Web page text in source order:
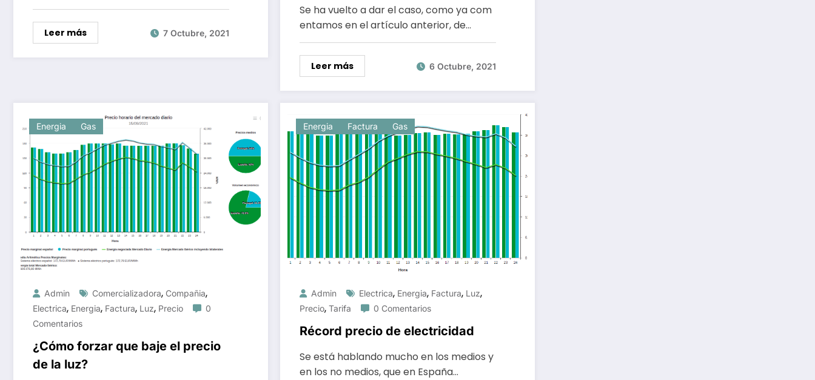
Leer más 7 Octubre, 2021
Se ha vuelto a dar el caso, como ya com
entamos en el artículo anterior, de…
Leer más 6 Octubre, 2021
Energia Gas
Admin Comercializadora, Compañia,
Electrica, Energia, Factura, Luz, Precio
0
Comentarios
¿Cómo forzar que baje el precio
de la luz?
Energia Factura Gas
Admin Electrica, Energia, Factura, Luz,
Precio, Tarifa 0 Comentarios
Récord precio de electricidad
Se está hablando mucho en los medios y
en los no medios, que en España…